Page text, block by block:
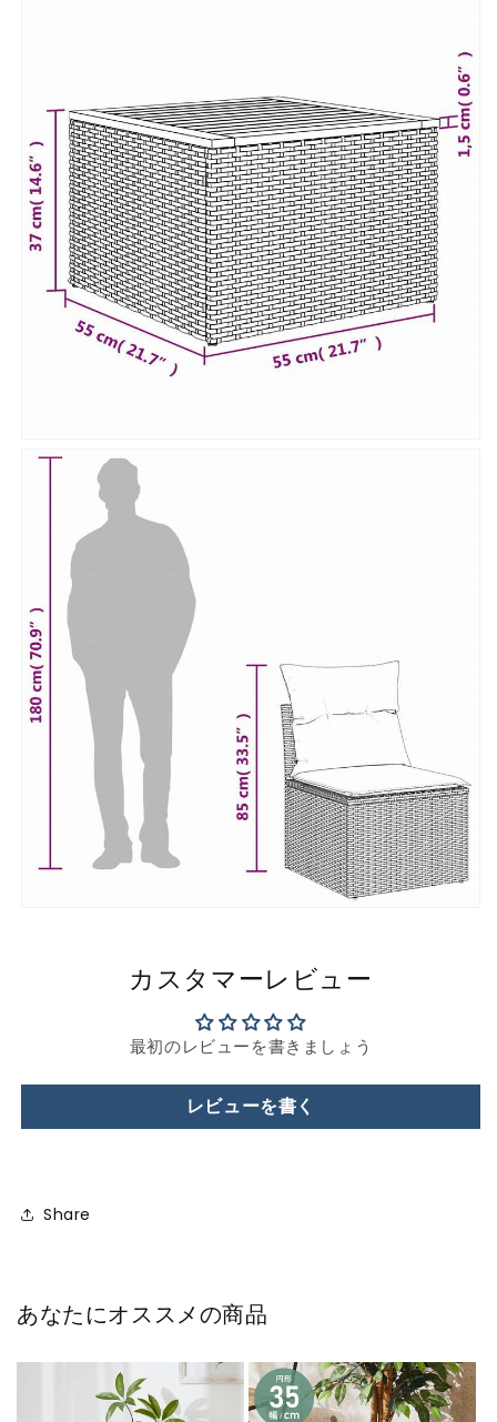
カスタマーレビュー
最初のレビューを書きましょう
レビューを書く
Share
あなたにオススメの商品